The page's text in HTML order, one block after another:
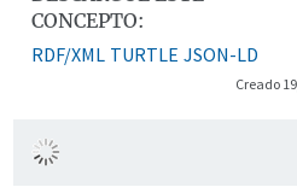
CONCEPTO:
RDF/XML TURTLE JSON-LD
Creado